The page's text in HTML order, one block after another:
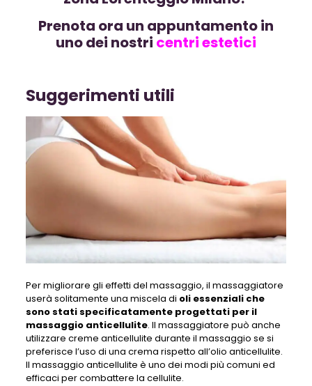
Prenota ora un appuntamento in
uno dei nostri centri estetici
Suggerimenti utili
Per migliorare gli effetti del massaggio, il massaggiatore
userà solitamente una miscela di oli essenziali che
sono stati specificatamente progettati per il
massaggio anticellulite. Il massaggiatore può anche
utilizzare creme anticellulite durante il massaggio se si
preferisce l’uso di una crema rispetto all’olio anticellulite.
Il massaggio anticellulite è uno dei modi più comuni ed
efficaci per combattere la cellulite.